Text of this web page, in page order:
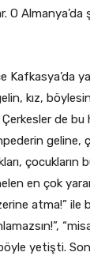
O Almanya’da
Kafkasya’da
kız,
de bu
geline,
çocukların
en çok
atma!” ile
yetişti.